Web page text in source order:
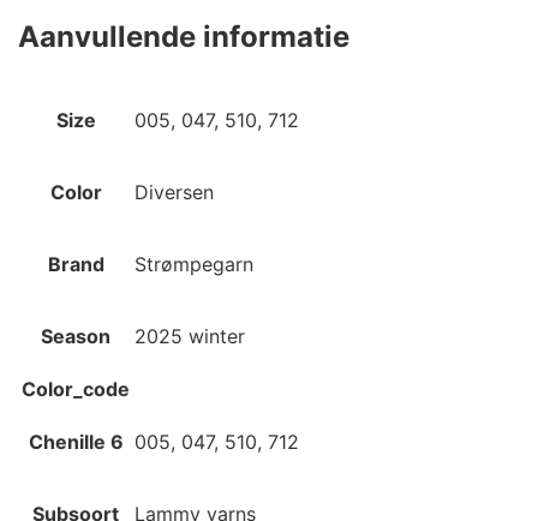
Aanvullende informatie
Size 005, 047, 510, 712
Color Diversen
Brand Strømpegarn
Season 2025 winter
Color_code
Chenille 6 005, 047, 510, 712
Subsoort Lammy yarns